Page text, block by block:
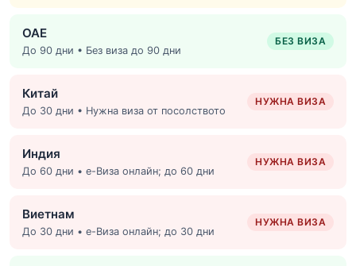
ОАЕ
До 90 дни • Без виза до 90 дни
БЕЗ ВИЗА
Китай
До 30 дни • Нужна виза от посолството
НУЖНА ВИЗА
Индия
До 60 дни • е-Виза онлайн; до 60 дни
НУЖНА ВИЗА
Виетнам
До 30 дни • е-Виза онлайн; до 30 дни
НУЖНА ВИЗА